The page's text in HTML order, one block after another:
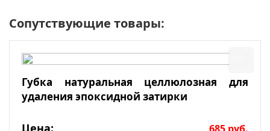
Сопутствующие товары:
Губка натуральная целлюлозная для
удаления эпоксидной затирки
Цена: